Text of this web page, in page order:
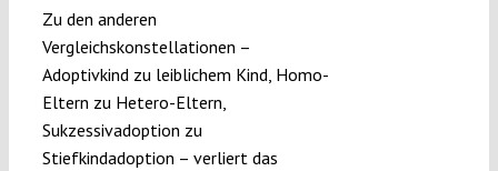
Zu den anderen
Vergleichskonstellationen –
Adoptivkind zu leiblichem Kind, Homo-
Eltern zu Hetero-Eltern,
Sukzessivadoption zu
Stiefkindadoption – verliert das